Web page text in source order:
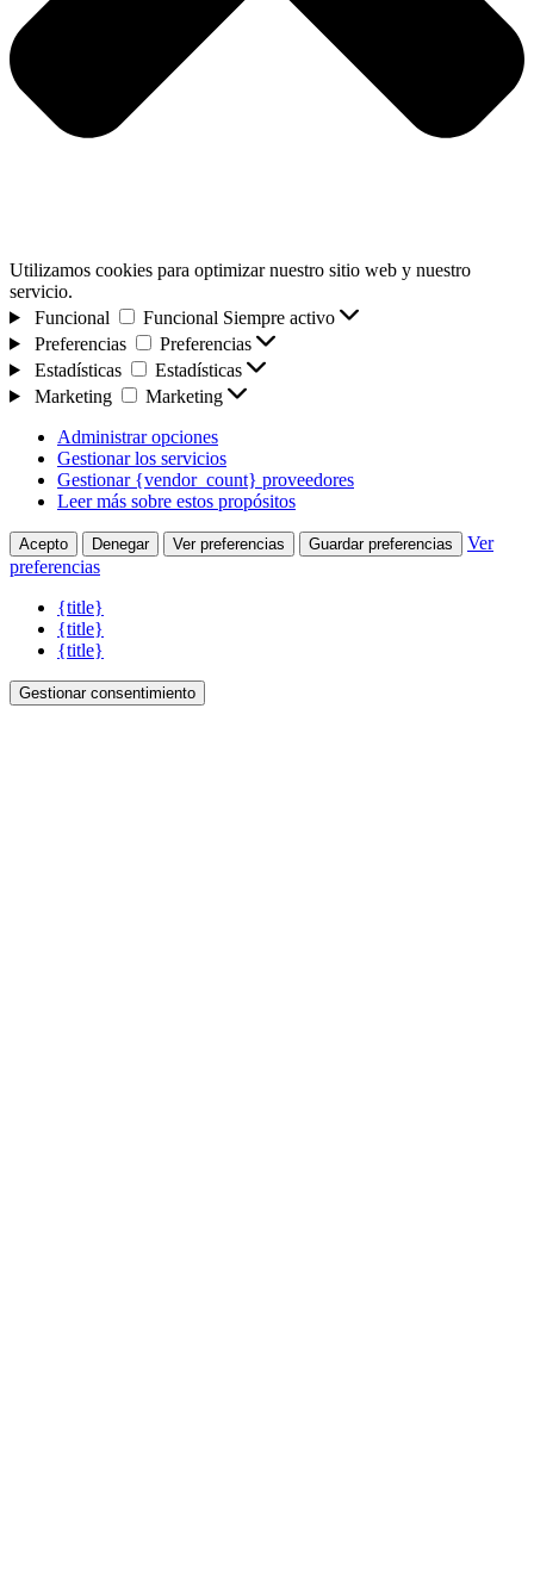
Utilizamos cookies para optimizar nuestro sitio web y nuestro
servicio.
Funcional
Funcional Siempre activo
Preferencias
Preferencias
Estadísticas
Estadísticas
Marketing
Marketing
Administrar opciones
Gestionar los servicios
Gestionar {vendor_count} proveedores
Leer más sobre estos propósitos
Acepto Denegar Ver preferencias Guardar preferencias
Ver
preferencias
{title}
{title}
{title}
Gestionar consentimiento